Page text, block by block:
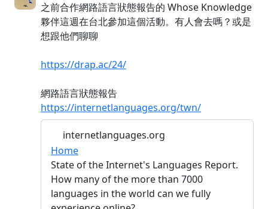
之前合作網路語言狀態報告的 Whose Knowledge
夥伴這週在台北參加這個活動。有人會去嗎？或是
想跟他們聊聊
https://drap.ac/24/
網路語言狀態報告
https://internetlanguages.org/twn/
internetlanguages.org
Home
State of the Internet's Languages Report.
How many of the more than 7000
languages in the world can we fully